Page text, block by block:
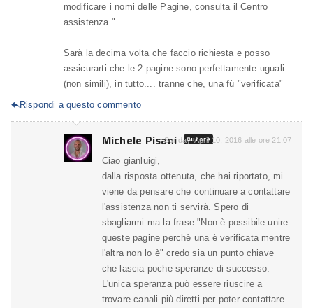
modificare i nomi delle Pagine, consulta il Centro
assistenza."
Sarà la decima volta che faccio richiesta e posso
assicurarti che le 2 pagine sono perfettamente uguali
(non simili), in tutto.... tranne che, una fù "verificata"
Rispondi a questo commento
Michele Pisani Autore
Sunday, April 10, 2016 alle ore 21:07
Ciao gianluigi,
dalla risposta ottenuta, che hai riportato, mi
viene da pensare che continuare a contattare
l'assistenza non ti servirà. Spero di
sbagliarmi ma la frase "Non è possibile unire
queste pagine perchè una è verificata mentre
l'altra non lo è" credo sia un punto chiave
che lascia poche speranze di successo.
L'unica speranza può essere riuscire a
trovare canali più diretti per poter contattare